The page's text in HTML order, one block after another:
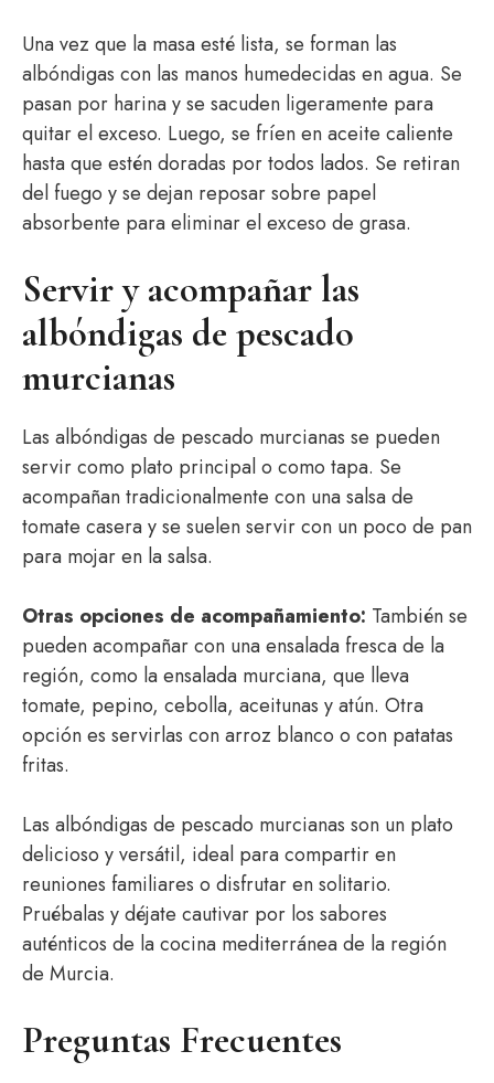
Una vez que la masa esté lista, se forman las
albóndigas con las manos humedecidas en agua. Se
pasan por harina y se sacuden ligeramente para
quitar el exceso. Luego, se fríen en aceite caliente
hasta que estén doradas por todos lados. Se retiran
del fuego y se dejan reposar sobre papel
absorbente para eliminar el exceso de grasa.
Servir y acompañar las
albóndigas de pescado
murcianas
Las albóndigas de pescado murcianas se pueden
servir como plato principal o como tapa. Se
acompañan tradicionalmente con una salsa de
tomate casera y se suelen servir con un poco de pan
para mojar en la salsa.
Otras opciones de acompañamiento: También se
pueden acompañar con una ensalada fresca de la
región, como la ensalada murciana, que lleva
tomate, pepino, cebolla, aceitunas y atún. Otra
opción es servirlas con arroz blanco o con patatas
fritas.
Las albóndigas de pescado murcianas son un plato
delicioso y versátil, ideal para compartir en
reuniones familiares o disfrutar en solitario.
Pruébalas y déjate cautivar por los sabores
auténticos de la cocina mediterránea de la región
de Murcia.
Preguntas Frecuentes